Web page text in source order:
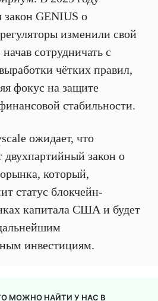
закон GENIUS о
изменили свой
сотрудничать с
чётких правил,
фокус на защите
стабильности.
ожидает, что
двухпартийный закон о
который,
статус блокчейн-
капитала США и будет
инвестициям.
МОЖНО НАЙТИ У НАС В